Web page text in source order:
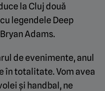
la Cluj două
legendele Deep
Adams.
de evenimente, anul
în totalitate. Vom avea
și handbal, ne